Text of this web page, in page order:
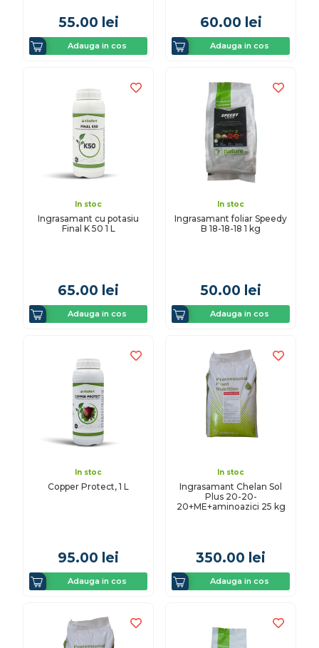
55.00 lei
Adauga in cos
60.00 lei
Adauga in cos
In stoc
Ingrasamant cu potasiu
Final K 50 1 L
65.00 lei
Adauga in cos
In stoc
Ingrasamant foliar Speedy
B 18-18-18 1 kg
50.00 lei
Adauga in cos
In stoc
Copper Protect, 1 L
95.00 lei
Adauga in cos
In stoc
Ingrasamant Chelan Sol
Plus 20-20-
20+ME+aminoazici 25 kg
350.00 lei
Adauga in cos